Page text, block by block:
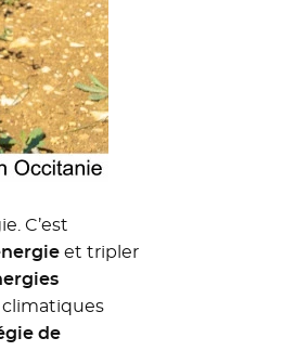
C’est
et tripler
climatiques
de